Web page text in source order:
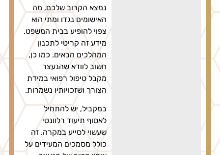
נמצא הקרוב שלכם, מה
האישומים נגדו ומתי הוא
צפוי להופיע בבית המשפט.
מידע זה קריטי לתכנון
המהלכים הבאים. כמו כן,
חשוב לוודא שהנעצר
מקבל טיפול רפואי במידת
הצורך ושזכויותיו נשמרות.
במקביל, יש להתחיל
לאסוף תיעוד רלוונטי
שעשוי לסייע במקרה. זה
כולל מסמכים המעידים על